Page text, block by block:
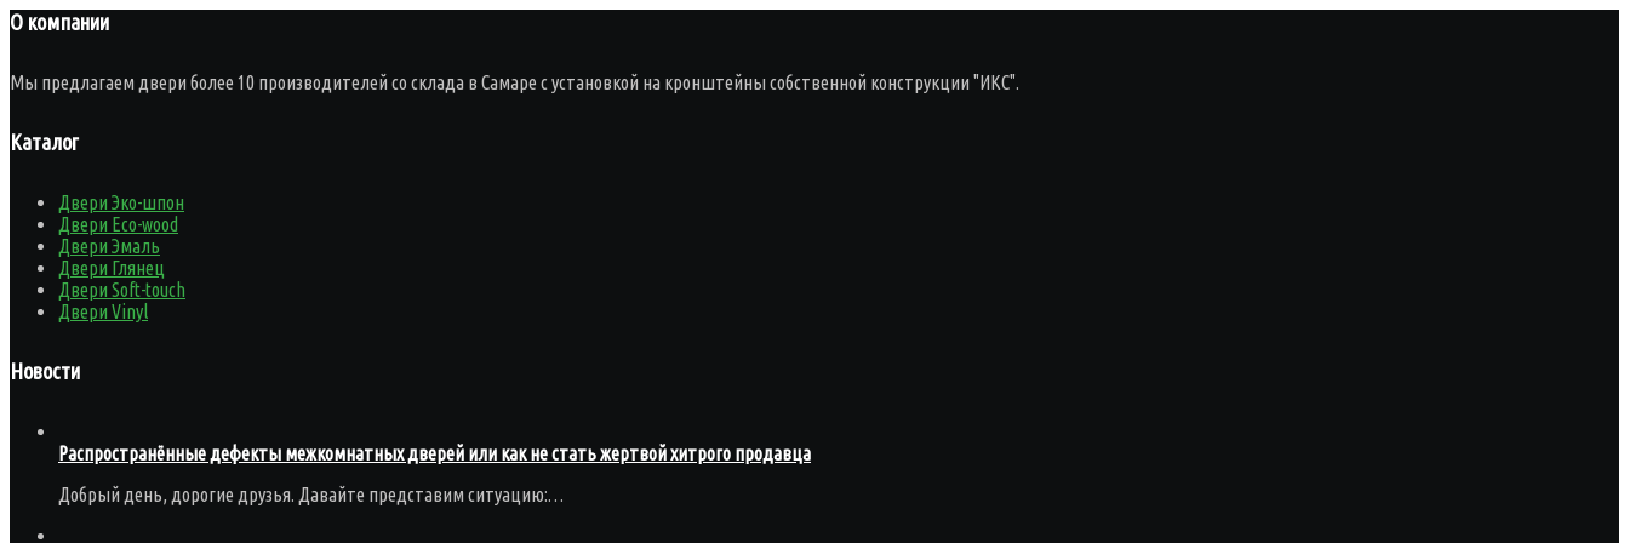
О компании
Мы предлагаем двери более 10 производителей со склада в Самаре с установкой на кронштейны собственной конструкции "ИКС".
Каталог
Двери Эко-шпон
Двери Eco-wood
Двери Эмаль
Двери Глянец
Двери Soft-touch
Двери Vinyl
Новости
Распространённые дефекты межкомнатных дверей или как не стать жертвой хитрого продавца
Добрый день, дорогие друзья. Давайте представим ситуацию:…